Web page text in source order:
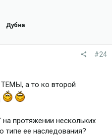
Дубна
#24
а то ко второй
протяжении нескольких
типе ее наследования?